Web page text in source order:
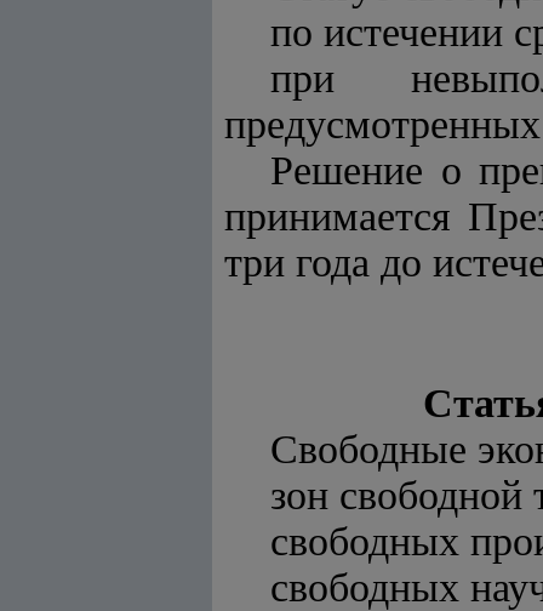
по истечении
при
Решение о
принимается
три года до
Свободные
зон свободной
свободных
свободных